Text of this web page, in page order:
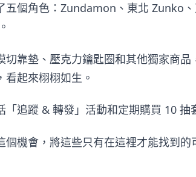
五個角色：Zundamon、東北 Zunko
切靠墊、壓克力鑰匙圈和其他獨家商
看起來栩栩如生。
「追蹤 & 轉發」活動和定期購買 10 抽
個機會，將這些只有在這裡才能找到的